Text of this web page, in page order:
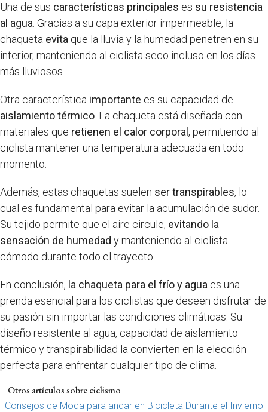
Una de sus características principales es su resistencia
al agua . Gracias a su capa exterior impermeable, la
chaqueta evita que la lluvia y la humedad penetren en su
interior, manteniendo al ciclista seco incluso en los días
más lluviosos.
Otra característica importante es su capacidad de
aislamiento térmico . La chaqueta está diseñada con
materiales que retienen el calor corporal , permitiendo al
ciclista mantener una temperatura adecuada en todo
momento.
Además, estas chaquetas suelen ser transpirables, lo
cual es fundamental para evitar la acumulación de sudor.
Su tejido permite que el aire circule, evitando la
sensación de humedad y manteniendo al ciclista
cómodo durante todo el trayecto.
En conclusión, la chaqueta para el frío y agua es una
prenda esencial para los ciclistas que deseen disfrutar de
su pasión sin importar las condiciones climáticas. Su
diseño resistente al agua, capacidad de aislamiento
térmico y transpirabilidad la convierten en la elección
perfecta para enfrentar cualquier tipo de clima.
Otros artículos sobre ciclismo
Consejos de Moda para andar en Bicicleta Durante el Invierno